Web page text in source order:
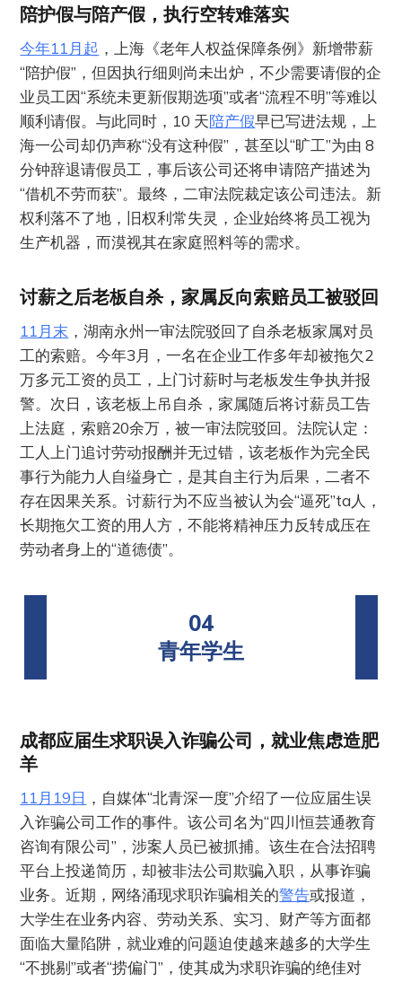
陪护假与陪产假，执行空转难落实
今年11月起 ，上海《老年人权益保障条例》新增带薪
“陪护假”，但因执行细则尚未出炉，不少需要请假的企
业员工因“系统未更新假期选项”或者“流程不明”等难以
顺利请假。与此同时，10 天陪产假早已写进法规，上
海一公司却仍声称“没有这种假”，甚至以“旷工”为由 8
分钟辞退请假员工，事后该公司还将申请陪产描述为
“借机不劳而获”。最终，二审法院裁定该公司违法。新
权利落不了地，旧权利常失灵，企业始终将员工视为
生产机器，而漠视其在家庭照料等的需求。
讨薪之后老板自杀，家属反向索赔员工被驳回
11月末 ，湖南永州一审法院驳回了自杀老板家属对员
工的索赔。今年3月，一名在企业工作多年却被拖欠2
万多元工资的员工，上门讨薪时与老板发生争执并报
警。次日，该老板上吊自杀，家属随后将讨薪员工告
上法庭，索赔20余万，被一审法院驳回。法院认定：
工人上门追讨劳动报酬并无过错，该老板作为完全民
事行为能力人自缢身亡，是其自主行为后果，二者不
存在因果关系。讨薪行为不应当被认为会“逼死”ta人，
长期拖欠工资的用人方，不能将精神压力反转成压在
劳动者身上的“道德债”。
04
青年学生
成都应届生求职误入诈骗公司，就业焦虑造肥
羊
11月19日 ，自媒体“北青深一度”介绍了一位应届生误
入诈骗公司工作的事件。该公司名为“四川恒芸通教育
咨询有限公司”，涉案人员已被抓捕。该生在合法招聘
平台上投递简历，却被非法公司欺骗入职，从事诈骗
业务。近期，网络涌现求职诈骗相关的警告或报道，
大学生在业务内容、劳动关系、实习、财产等方面都
面临大量陷阱，就业难的问题迫使越来越多的大学生
“不挑剔”或者“捞偏门”，使其成为求职诈骗的绝佳对